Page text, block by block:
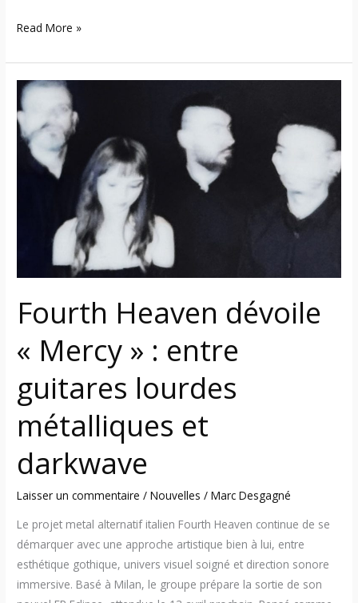
Read More »
Fourth Heaven dévoile
« Mercy » : entre
guitares lourdes
métalliques et
darkwave
Laisser un commentaire /Nouvelles /Marc Desgagné
Le projet metal alternatif italien Fourth Heaven continue de se
démarquer avec une approche artistique bien à lui, entre
esthétique gothique, univers visuel soigné et direction sonore
immersive. Basé à Milan, le groupe prépare la sortie de son
Fourth
Heaven
dévoile
« Mercy »
métalliques